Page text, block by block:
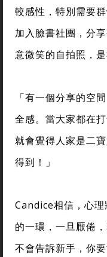
較感性，特別需要
加入臉書社團，分
意微笑的自拍照，是
「有一個分享的空
全感。當大家都在
就會覺得人家是二
得到！」
Candice相信，心
的一環，一旦厭倦
不會告訴新手，你